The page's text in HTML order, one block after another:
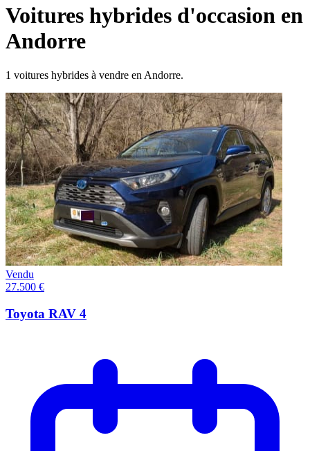
Voitures hybrides d'occasion en
Andorre
1 voitures hybrides à vendre en Andorre.
Vendu
27.500 €
Toyota RAV 4